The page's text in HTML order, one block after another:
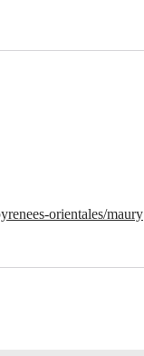
orientales/maury